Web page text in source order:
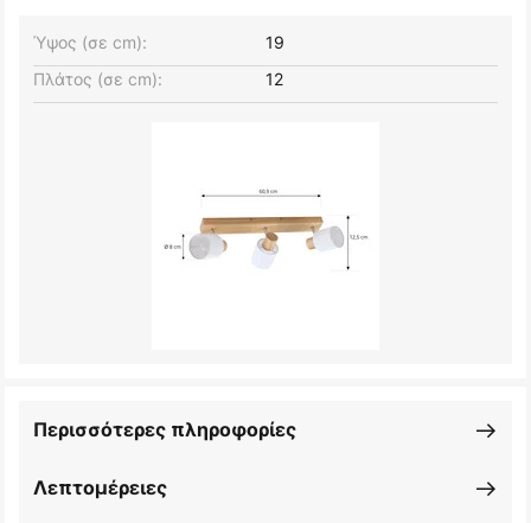
Πλάτος (σε cm): 12
Ύψος (σε cm): 19
Λεπτομέρειες
Περισσότερες πληροφορίες